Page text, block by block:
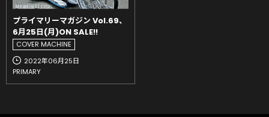
プライマリーマガジン Vol.69、
6月25日(月)ON SALE!!
COVER MACHINE
2022年06月25日
PRIMARY